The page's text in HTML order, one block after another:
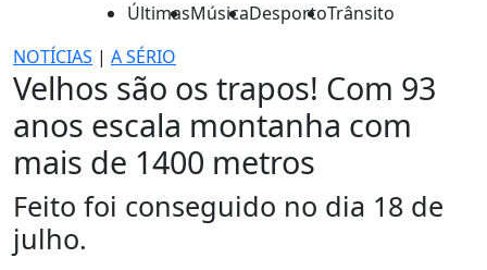
ÚltimasMúsicaDesportoTrânsito
NOTÍCIAS | A SÉRIO
Velhos são os trapos! Com 93
anos escala montanha com
mais de 1400 metros
Feito foi conseguido no dia 18 de
julho.